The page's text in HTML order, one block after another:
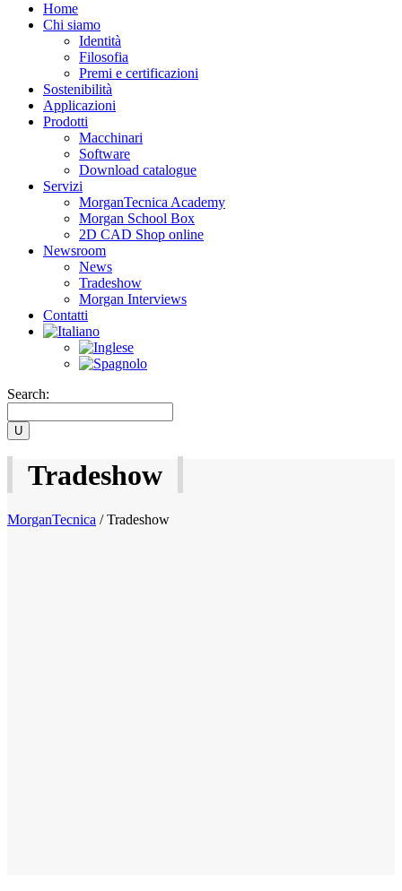
Home
Chi siamo
Identità
Filosofia
Premi e certificazioni
Sostenibilità
Applicazioni
Prodotti
Macchinari
Software
Download catalogue
Servizi
MorganTecnica Academy
Morgan School Box
2D CAD Shop online
Newsroom
News
Tradeshow
Morgan Interviews
Contatti
Search:
Tradeshow
MorganTecnica /Tradeshow